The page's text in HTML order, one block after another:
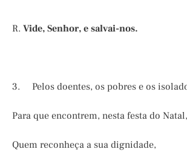
R. Vide, Senhor, e salvai-nos.
3. Pelos doentes, os pobres e os
Para que encontrem, nesta festa do Natal,
Quem reconheça a sua dignidade,